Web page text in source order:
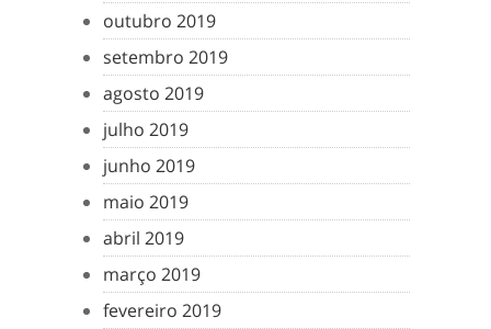
outubro 2019
setembro 2019
agosto 2019
julho 2019
junho 2019
maio 2019
abril 2019
março 2019
fevereiro 2019